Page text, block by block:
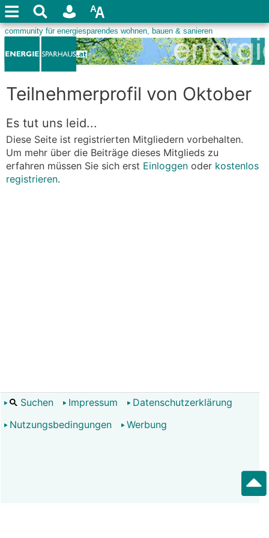
Teilnehmerprofil von Oktober
Es tut uns leid...
Diese Seite ist registrierten Mitgliedern vorbehalten.
Um mehr über die Beiträge dieses Mitglieds zu
erfahren müssen Sie sich erst Einloggen oder kostenlos
registrieren.
Suchen Impressum
Datenschutzerklärung
Nutzungsbedingungen
Werbung